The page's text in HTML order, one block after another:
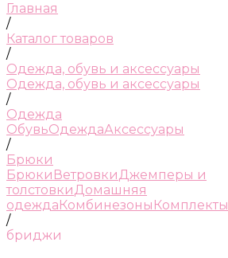
Главная
/
Каталог товаров
/
Одежда, обувь и аксессуары
Одежда, обувь и аксессуары
/
Одежда
ОбувьОдеждаАксессуары
/
Брюки
Брюки ВетровкиДжемперы и
толстовкиДомашняя
одеждаКомбинезоны Комплекты
/
бриджи